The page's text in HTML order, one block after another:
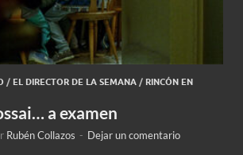
/ EL DIRECTOR DE LA SEMANA / RINCÓN EN
a examen
Rubén Collazos - Dejar un comentario